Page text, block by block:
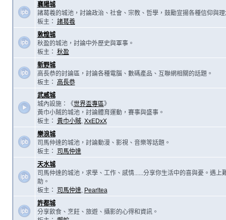
襄陽城
諸葛羲的城池，討論政治、社會、宗教、哲學，鼓勵宣揚各種信仰與理
板主： 諸葛羲
敦煌城
秋盈的城池，討論中外歷史與軍事。
板主： 秋盈
新野城
高長恭的討論區，討論各種電腦、數碼產品、互聯網相關的話題。
板主：
高長恭
武威城
城內設施：《世界盃專區》
黃巾小賊的城池，討論體育運動，賽事與盛事。
板主： 黃巾小賊, XxEDxX
樂浪城
司馬仲達的城池，討論動漫、影視、音樂等話題。
板主：
司馬仲達
天水城
司馬仲達的城池，求學、工作、感情......分享你生活中的喜與憂。遇上
助。
板主：
司馬仲達, Pearltea
許都城
分享飲食、烹飪、旅遊、攝影的心得和資訊。